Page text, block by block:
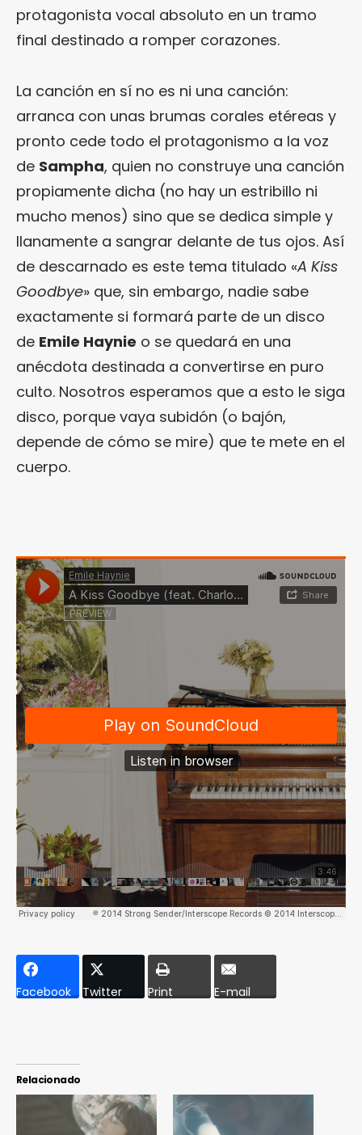
protagonista vocal absoluto en un tramo
final destinado a romper corazones.
La canción en sí no es ni una canción:
arranca con unas brumas corales etéreas y
pronto cede todo el protagonismo a la voz
de Sampha, quien no construye una canción
propiamente dicha (no hay un estribillo ni
mucho menos) sino que se dedica simple y
llanamente a sangrar delante de tus ojos. Así
de descarnado es este tema titulado «A Kiss
Goodbye» que, sin embargo, nadie sabe
exactamente si formará parte de un disco
de Emile Haynie o se quedará en una
anécdota destinada a convertirse en puro
culto. Nosotros esperamos que a esto le siga
disco, porque vaya subidón (o bajón,
depende de cómo se mire) que te mete en el
cuerpo.
Facebook Twitter Print E-mail
Relacionado